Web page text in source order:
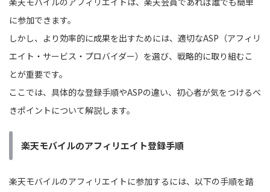
に参加できます。
しかし、より効率的に成果を出すためには、適切なASP（アフィリ
エイト・サービス・プロバイダー）を選び、戦略的に取り組むこ
とが重要です。
ここでは、具体的な登録手順やASPの違い、初心者が気をつけるべ
きポイントについて解説します。
楽天モバイルのアフィリエイト登録手順
楽天モバイルのアフィリエイトに参加するには、以下の手順を踏